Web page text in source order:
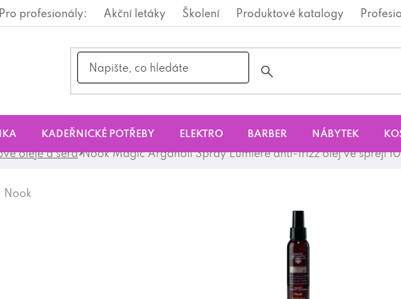
Pro profesionály: Akční letáky Školení Produktové katalogy
KADEŘNICKÉ POTŘEBY ELEKTRO BARBER NÁBYTEK
oleje a séra Nook Magic Arganoil Spray Lumiére anti-frizz olej ve spreji
Nook